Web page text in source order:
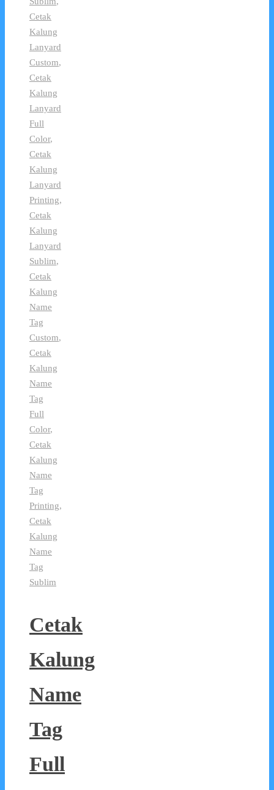
Cetak
Kalung
Lanyard
Custom,
Cetak
Kalung
Lanyard
Full
Color,
Cetak
Kalung
Lanyard
Printing,
Cetak
Kalung
Lanyard
Sublim,
Cetak
Kalung
Name
Tag
Custom,
Cetak
Kalung
Name
Tag
Full
Color,
Cetak
Kalung
Name
Tag
Printing,
Cetak
Kalung
Name
Tag
Sublim
Cetak
Kalung
Name
Tag
Full